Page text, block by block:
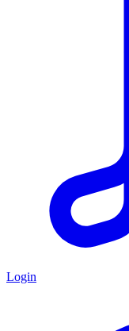
Login